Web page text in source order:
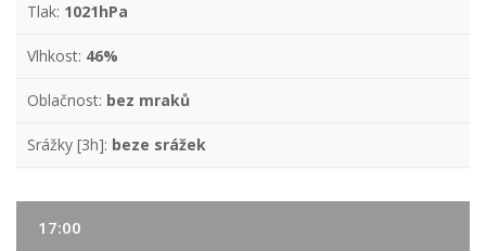
Tlak: 1021hPa
Vlhkost: 46%
Oblačnost: bez mraků
Srážky [3h]: beze srážek
17:00